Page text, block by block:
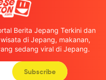
Berita Jepang Terkini dan
di Jepang, makanan,
sedang viral di Jepang.
Subscribe